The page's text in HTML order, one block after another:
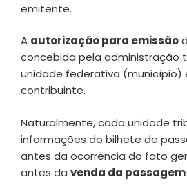
emitente.
A autorização para emissão
concebida pela administração
unidade federativa (município)
contribuinte.
Naturalmente, cada unidade
informações do bilhete de
antes da ocorrência do fato
antes da venda da passagem